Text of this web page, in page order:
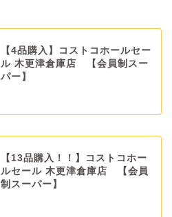
【4品購入】コストコホールセー
ル 木更津倉庫店 【会員制スー
パー】
【13品購入！！】コストコホー
ルセール 木更津倉庫店 【会員
制スーパー】